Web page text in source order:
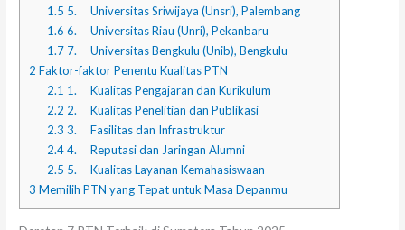
1.5 5. Universitas Sriwijaya (Unsri), Palembang
1.6 6. Universitas Riau (Unri), Pekanbaru
1.77. Universitas Bengkulu (Unib), Bengkulu
2 Faktor-faktor Penentu Kualitas PTN
2.1 1. Kualitas Pengajaran dan Kurikulum
2.2 2. Kualitas Penelitian dan Publikasi
2.3 3. Fasilitas dan Infrastruktur
2.44. Reputasi dan Jaringan Alumni
2.5 5. Kualitas Layanan Kemahasiswaan
3 Memilih PTN yang Tepat untuk Masa Depanmu